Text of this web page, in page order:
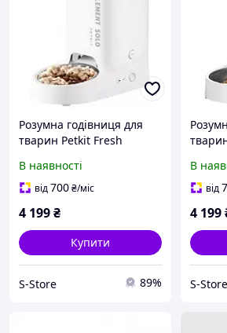
Розумна годівниця для
тварин Petkit Fresh
Feeder (3L) White (P570)
В наявності
від700₴/міс
4 199₴
Купити
S-Store 89%
Feeder
(P570)
В
від
4 199
S-Store